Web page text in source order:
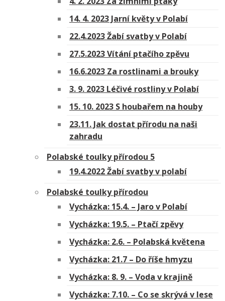
14. 4. 2023 Jarní květy v Polabí
22.4.2023 Žabí svatby v Polabí
27.5.2023 Vítání ptačího zpěvu
16.6.2023 Za rostlinami a brouky
3. 9. 2023 Léčivé rostliny v Polabí
15. 10. 2023 S houbařem na houby
23.11. Jak dostat přírodu na naši
zahradu
Polabské toulky přírodou 5
19.4.2022 Žabí svatby v polabí
Polabské toulky přírodou
Vycházka: 15.4. – Jaro v Polabí
Vycházka: 19.5. – Ptačí zpěvy
Vycházka: 2.6. – Polabská květena
Vycházka: 21.7 – Do říše hmyzu
Vycházka: 8. 9. – Voda v krajině
Vycházka: 7.10. – Co se skrývá v lese